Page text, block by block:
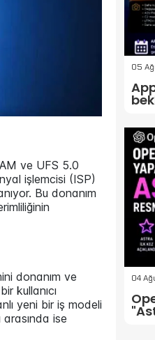
ve UFS 5.0
işlemcisi (ISP)
Bu donanım
donanım ve
kullanıcı
yeni bir iş modeli
ise
05
04